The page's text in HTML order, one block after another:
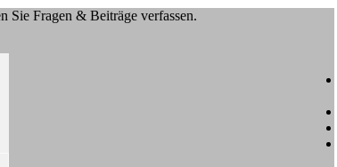
Sie Fragen & Beiträge verfassen.